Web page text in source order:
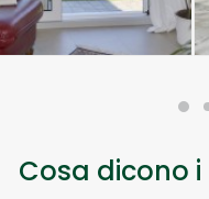
Cosa dicono